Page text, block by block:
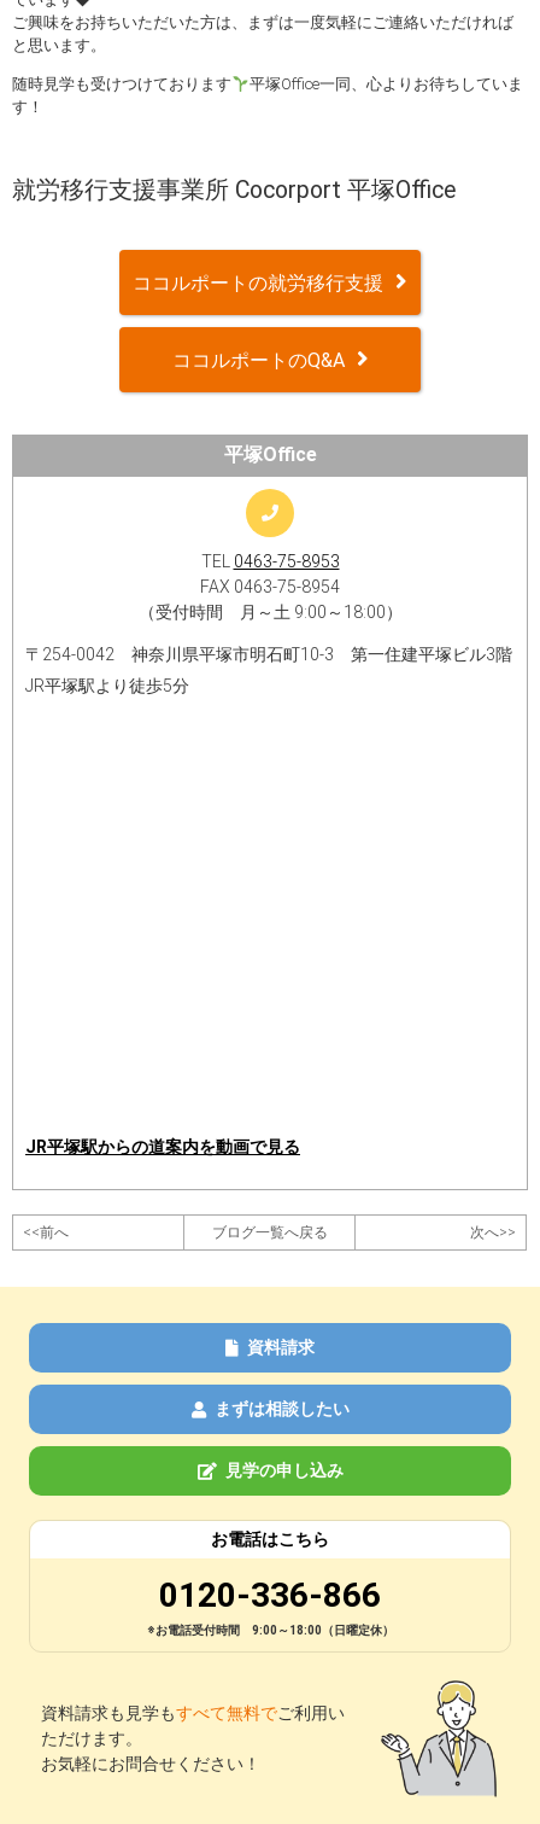
ご興味をお持ちいただいた方は、まずは一度気軽にご連絡いただければ
と思います。
随時見学も受けつけております
平塚Office一同、心よりお待ちしていま
す！
就労移行支援事業所 Cocorport 平塚Office
ココルポートの就労移行支援
ココルポートのQ&A
平塚Office
TEL 0463-75-8953
FAX 0463-75-8954​
（受付時間 月～土 9:00～18:00）
〒254-0042 神奈川県平塚市明石町10-3 第一住建平塚ビル3階
JR平塚駅より徒歩5分
JR平塚駅からの道案内を動画で見る
<<前へ ブログ一覧へ戻る 次へ>>
資料請求
まずは相談したい
見学の申し込み
お電話はこちら
0120-336-866
※お電話受付時間 9:00～18:00（日曜定休）
資料請求も見学もすべて無料でご利用い
ただけます。
お気軽にお問合せください！